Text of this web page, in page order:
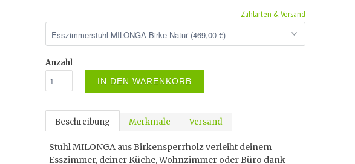
Zahlarten & Versand
Anzahl
IN DEN WARENKORB
Beschreibung Merkmale Versand
Stuhl MILONGA aus Birkensperrholz verleiht deinem
Esszimmer, deiner Küche, Wohnzimmer oder Büro dank